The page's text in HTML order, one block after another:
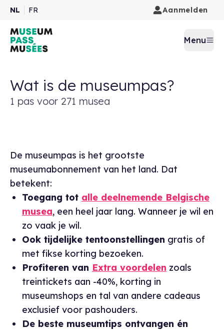
NL FR Aanmelden
Menu
Wat is de museumpas?
1 pas voor 271 musea
De museumpas is het grootste
museumabonnement van het land. Dat
betekent:
Toegang tot alle deelnemende Belgische
musea, een heel jaar lang. Wanneer je wil en
zo vaak je wil.
Ook tijdelijke tentoonstellingen gratis of
met fikse korting bezoeken.
Profiteren van Extra voordelen zoals
treintickets aan -40%, korting in
museumshops en tal van andere cadeaus
exclusief voor pashouders.
De beste museumtips ontvangen én